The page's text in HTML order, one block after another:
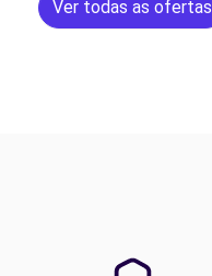
Ver todas as ofertas